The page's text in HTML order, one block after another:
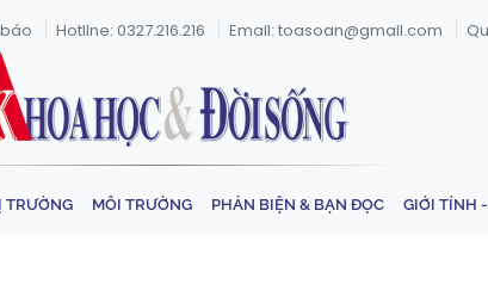
Hotline: 0327.216.216 Email: toasoan@gmail.com
TRƯỜNG MÔI TRƯỜNG PHẢN BIỆN & BẠN ĐỌC GIỚI TÍNH